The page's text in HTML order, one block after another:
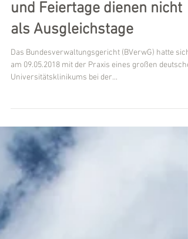
Fachanwalt für Arbeitsrecht Michael Kügler
BVerwG, 09.05.2018 - 8 C
13.17: Kliniksärzte: Urlaubs-
und Feiertage dienen nicht
als Ausgleichstage
Das Bundesverwaltungsgericht (BVerwG) hatte sich
am 09.05.2018 mit der Praxis eines großen
Universitätsklinikums bei der...